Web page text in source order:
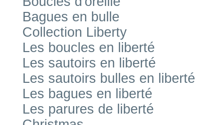
Bagues en bulle
Collection Liberty
Les boucles en liberté
Les sautoirs en liberté
Les sautoirs bulles en liberté
Les bagues en liberté
Les parures de liberté